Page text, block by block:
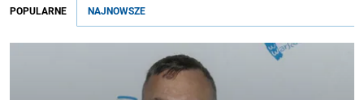
POPULARNE NAJNOWSZE